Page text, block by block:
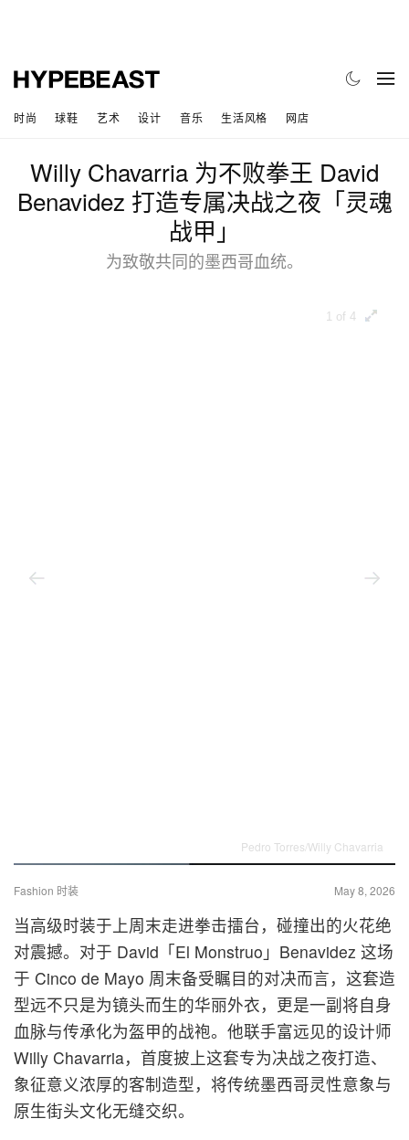
时尚 球鞋 艺术 设计 音乐 生活风格 网店
Willy Chavarria 为不败拳王 David
Benavidez 打造专属决战之夜「灵魂
战甲」
为致敬共同的墨西哥血统。
1 of 4
Pedro Torres/Willy Chavarria
Fashion 时装 May 8, 2026
当高级时装于上周末走进拳击擂台，碰撞出的火花绝
对震撼。对于 David「El Monstruo」Benavidez 这场
于 Cinco de Mayo 周末备受瞩目的对决而言，这套造
型远不只是为镜头而生的华丽外衣，更是一副将自身
血脉与传承化为盔甲的战袍。他联手富远见的设计师
Willy Chavarria，首度披上这套专为决战之夜打造、
象征意义浓厚的客制造型，将传统墨西哥灵性意象与
原生街头文化无缝交织。